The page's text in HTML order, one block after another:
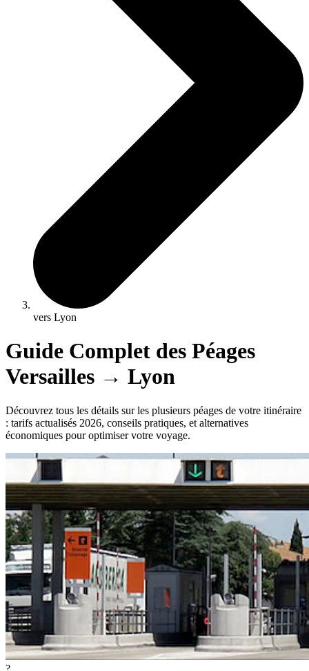
vers Lyon
Guide Complet des Péages
Versailles → Lyon
Découvrez tous les détails sur les plusieurs péages de votre itinéraire
: tarifs actualisés 2026, conseils pratiques, et alternatives
économiques pour optimiser votre voyage.
?